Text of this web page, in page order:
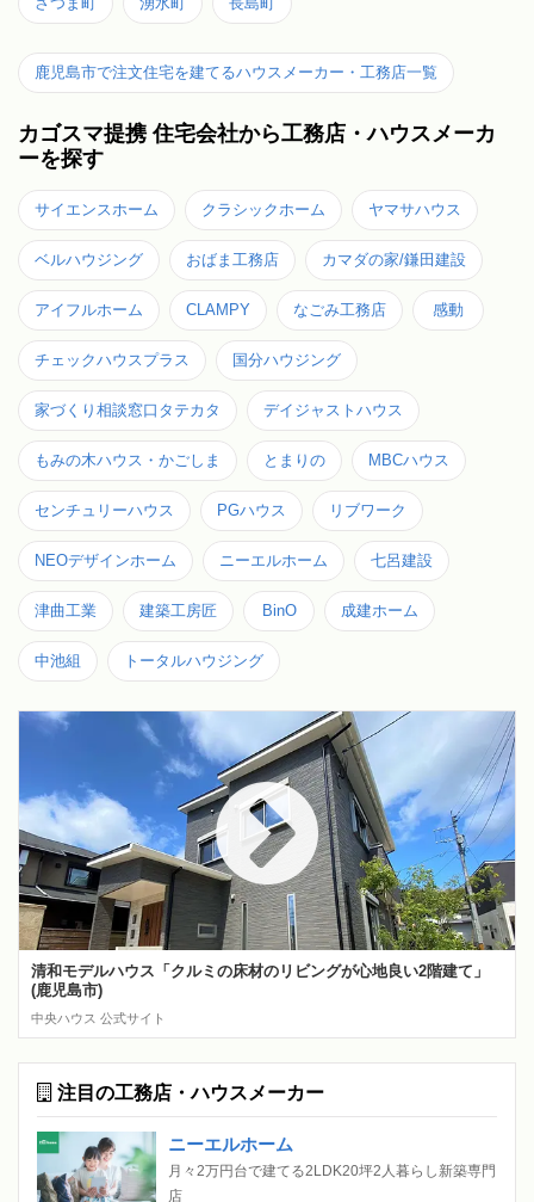
鹿児島市で注文住宅を建てるハウスメーカー・工務店一覧
カゴスマ提携 住宅会社から工務店・ハウスメーカ
ーを探す
サイエンスホーム クラシックホーム ヤマサハウス
ベルハウジング おばま工務店 カマダの家/鎌田建設
アイフルホーム CLAMPY なごみ工務店 感動
チェックハウスプラス 国分ハウジング
家づくり相談窓口タテカタ デイジャストハウス
もみの木ハウス・かごしま とまりの MBCハウス
センチュリーハウス PGハウス リブワーク
NEOデザインホーム ニーエルホーム 七呂建設
津曲工業 建築工房匠 BinO 成建ホーム
中池組 トータルハウジング
清和モデルハウス「クルミの床材のリビングが心地良い2階建て」
(鹿児島市)
中央ハウス 公式サイト
注目の工務店・ハウスメーカー
ニーエルホーム
月々2万円台で建てる2LDK20坪2人暮らし新築専門
店